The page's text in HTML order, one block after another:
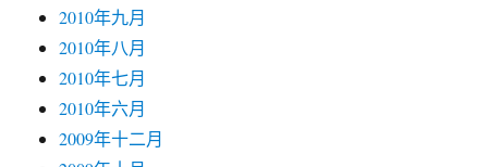
2010年九月
2010年八月
2010年七月
2010年六月
2009年十二月